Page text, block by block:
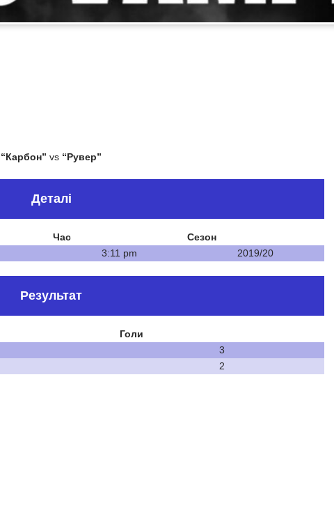
“Карбон” vs “Рувер”
Деталі
Час
Сезон
3:11 pm 2019/20
Результат
Голи
3
2